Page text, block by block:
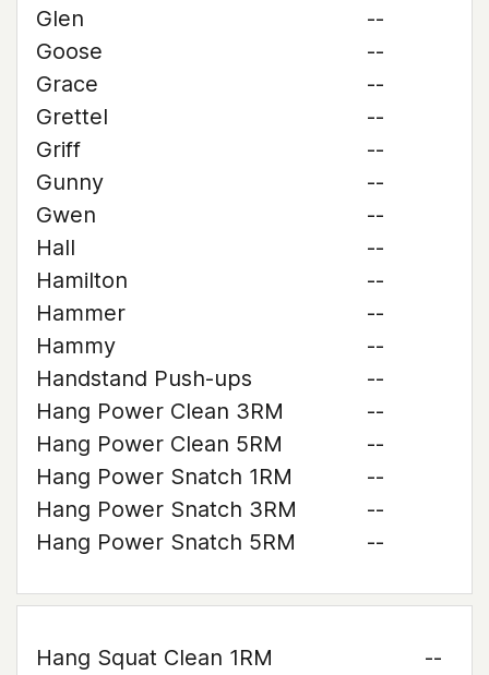
Glen
--
Goose
--
Grace
--
Grettel
--
Griff
--
Gunny
--
Gwen
--
Hall
--
Hamilton
--
Hammer
--
Hammy
--
Handstand Push-ups
--
Hang Power Clean 3RM
--
Hang Power Clean 5RM
--
Hang Power Snatch 1RM
--
Hang Power Snatch 3RM
--
Hang Power Snatch 5RM
--
Hang Squat Clean 1RM
--